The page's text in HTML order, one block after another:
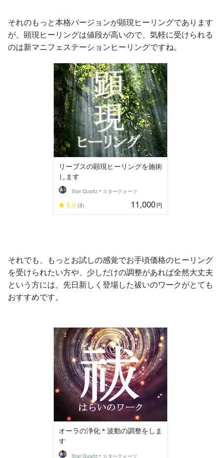
それのもっと本格バージョンが顕現ヒーリングであります
が、顕現ヒーリングは値段が高いので、気軽に受けられる
のは新マニフェステーションヒーリングですね。
リーブスの顕現ヒーリングを施術
します
Star Quartz＊スタークォーツ
5.0 (8) 11,000円
それでも、もっとお試しの感覚でお手頃価格のヒーリング
を受けられたい方や、少しだけの調整があれば全然大丈夫
という方には、先日新しく登場した祓いのワークがとても
おすすめです。
オーラの浄化＊波動の調整をしま
す
Star Quartz＊スタークォーツ